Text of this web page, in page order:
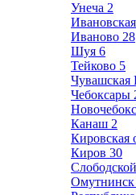
Унеча 2
Иваново 28
Шуя 6
Тейково 5
Чебоксары
Канаш 2
Кировская
Киров 30
Слободской
Омутнинск